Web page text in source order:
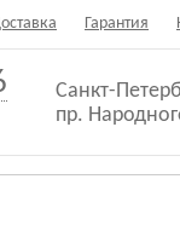
Гарантия
Санкт-
пр.